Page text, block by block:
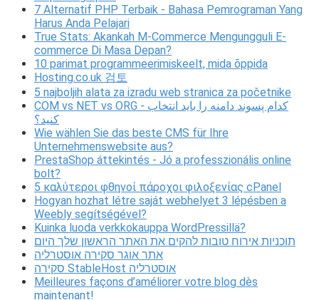
7 Alternatif PHP Terbaik - Bahasa Pemrograman Yang
Harus Anda Pelajari
True Stats: Akankah M-Commerce Mengungguli E-
commerce Di Masa Depan?
10 parimat programmeerimiskeelt, mida õppida
Hosting.co.uk 검토
5 najboljih alata za izradu web stranica za početnike
COM vs NET vs ORG - کدام پسوند دامنه را باید انتخاب
کنید؟
Wie wählen Sie das beste CMS für Ihre
Unternehmenswebsite aus?
PrestaShop áttekintés - Jó a professzionális online
bolt?
5 καλύτεροι φθηνοί πάροχοι φιλοξενίας cPanel
Hogyan hozhat létre saját webhelyet 3 lépésben a
Weebly segítségével?
Kuinka luoda verkkokauppa WordPressillä?
תוכניות אירוח טובות להקים את האתר הראשון שלך היום
אתר אוגר סקירה אוסטרליה
סקירה StableHost אוסטרליה
Meilleures façons d’améliorer votre blog dès
maintenant!